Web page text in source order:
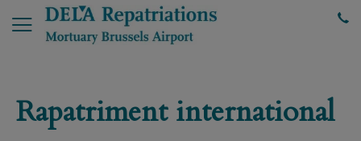
Rapatriment international